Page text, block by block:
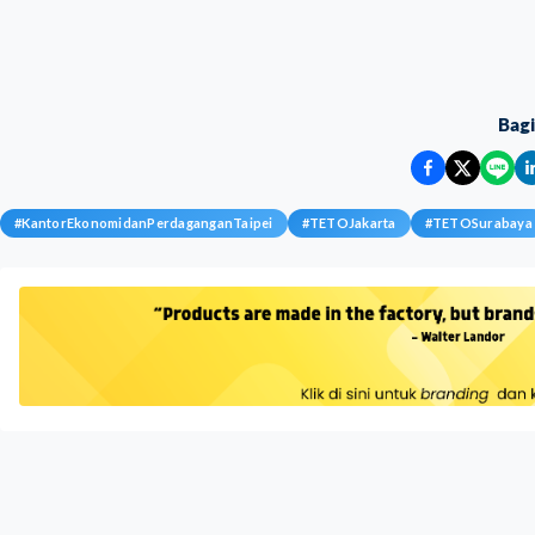
#KantorEkonomidanPerdaganganTaipei #TETOJakarta #TETOSurabaya